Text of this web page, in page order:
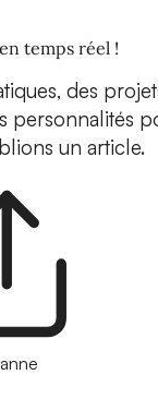
temps réel !
des
personnalités
un article.